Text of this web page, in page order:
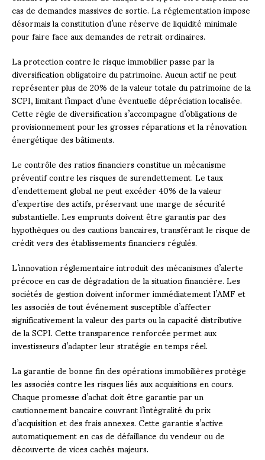
cas de demandes massives de sortie. La réglementation impose
désormais la constitution d’une réserve de liquidité minimale
pour faire face aux demandes de retrait ordinaires.
La protection contre le risque immobilier passe par la
diversification obligatoire du patrimoine. Aucun actif ne peut
représenter plus de 20% de la valeur totale du patrimoine de la
SCPI, limitant l’impact d’une éventuelle dépréciation localisée.
Cette règle de diversification s’accompagne d’obligations de
provisionnement pour les grosses réparations et la rénovation
énergétique des bâtiments.
Le contrôle des ratios financiers constitue un mécanisme
préventif contre les risques de surendettement. Le taux
d’endettement global ne peut excéder 40% de la valeur
d’expertise des actifs, préservant une marge de sécurité
substantielle. Les emprunts doivent être garantis par des
hypothèques ou des cautions bancaires, transférant le risque de
crédit vers des établissements financiers régulés.
L’innovation réglementaire introduit des mécanismes d’alerte
précoce en cas de dégradation de la situation financière. Les
sociétés de gestion doivent informer immédiatement l’AMF et
les associés de tout événement susceptible d’affecter
significativement la valeur des parts ou la capacité distributive
de la SCPI. Cette transparence renforcée permet aux
investisseurs d’adapter leur stratégie en temps réel.
La garantie de bonne fin des opérations immobilières protège
les associés contre les risques liés aux acquisitions en cours.
Chaque promesse d’achat doit être garantie par un
cautionnement bancaire couvrant l’intégralité du prix
d’acquisition et des frais annexes. Cette garantie s’active
automatiquement en cas de défaillance du vendeur ou de
découverte de vices cachés majeurs.